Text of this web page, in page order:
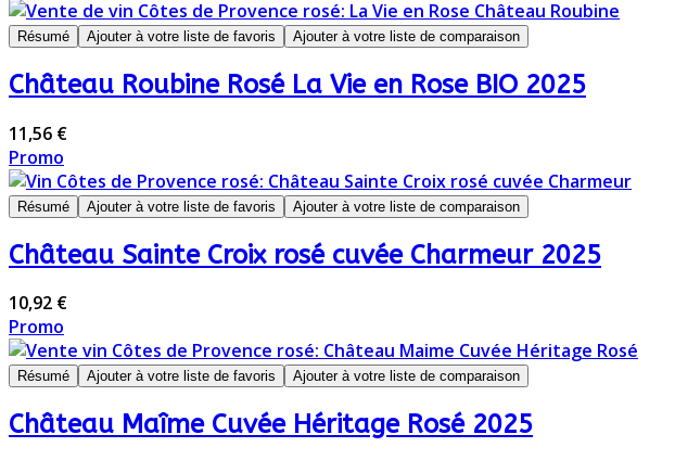
Résumé Ajouter à votre liste de favoris Ajouter à votre liste de comparaison
Château Roubine Rosé La Vie en Rose BIO 2025
11,56 €
Promo
Résumé Ajouter à votre liste de favoris Ajouter à votre liste de comparaison
Château Sainte Croix rosé cuvée Charmeur 2025
10,92 €
Promo
Résumé Ajouter à votre liste de favoris Ajouter à votre liste de comparaison
Château Maîme Cuvée Héritage Rosé 2025